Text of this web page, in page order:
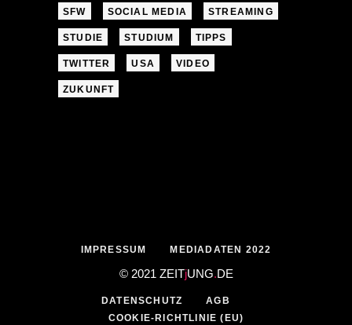
SFW SOCIAL MEDIA STREAMING
STUDIE STUDIUM TIPPS
TWITTER USA VIDEO
ZUKUNFT
IMPRESSUM MEDIADATEN 2022
© 2021 ZEITjUNG.DE
DATENSCHUTZ
AGB
COOKIE-RICHTLINIE (EU)